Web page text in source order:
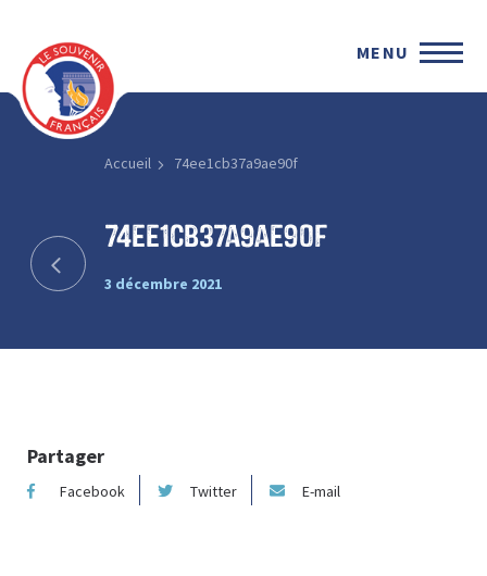
MENU
Accueil 74ee1cb37a9ae90f
74ee1cb37a9ae90f
3 décembre 2021
Partager
Facebook Twitter E-mail